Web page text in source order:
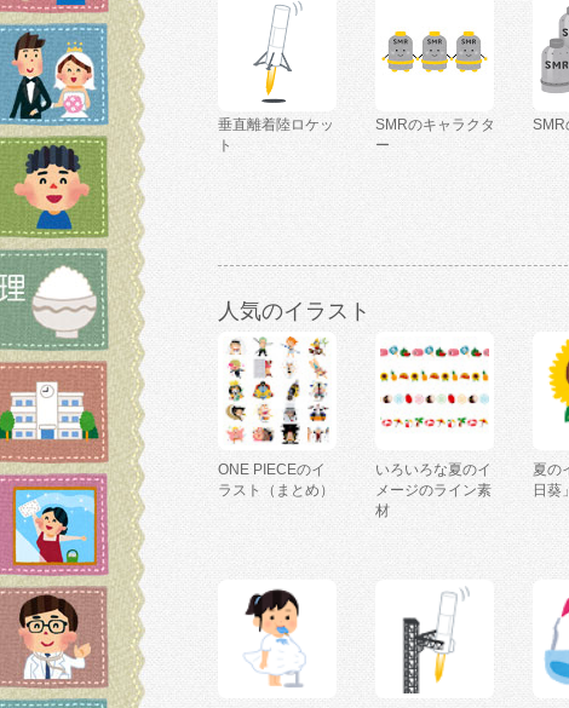
垂直離着陸ロケッ
ト
SMRのキャラクタ
ー
SMR
人気のイラスト
ONE PIECEのイ
ラスト（まとめ）
いろいろな夏のイ
メージのライン素
材
夏の
日葵」